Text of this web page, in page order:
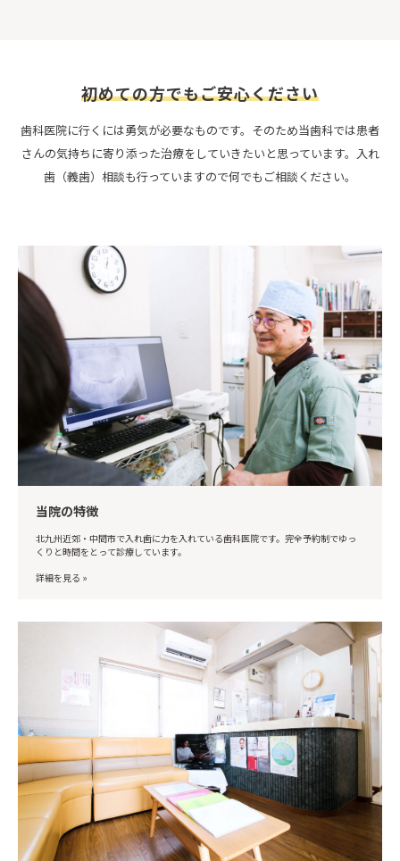
初めての方でもご安心ください
歯科医院に行くには勇気が必要なものです。そのため当歯科では患者
さんの気持ちに寄り添った治療をしていきたいと思っています。入れ
歯（義歯）相談も行っていますので何でもご相談ください。
当院の特徴
北九州近郊・中間市で入れ歯に力を入れている歯科医院です。完全予約制でゆっ
くりと時間をとって診療しています。
詳細を見る »